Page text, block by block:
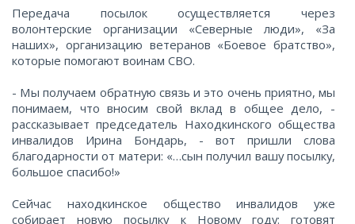
Передача посылок осуществляется через
волонтерские организации «Северные люди», «За
наших», организацию ветеранов «Боевое братство»,
которые помогают воинам СВО.
- Мы получаем обратную связь и это очень приятно, мы
понимаем, что вносим свой вклад в общее дело, -
рассказывает председатель Находкинского общества
инвалидов Ирина Бондарь, - вот пришли слова
благодарности от матери: «…сын получил вашу посылку,
большое спасибо!»
Сейчас находкинское общество инвалидов уже
собирает новую посылку к Новому году: готовят